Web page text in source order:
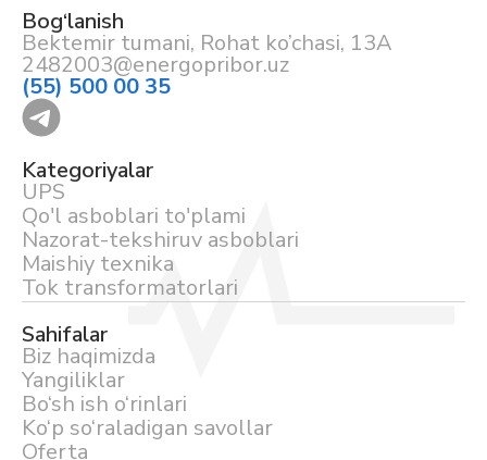
Bog‘lanish
Bektemir tumani, Rohat ko’chasi, 13A
2482003@energopribor.uz
(55) 500 00 35
Kategoriyalar
UPS
Qo'l asboblari to'plami
Nazorat-tekshiruv asboblari
Maishiy texnika
Tok transformatorlari
Sahifalar
Biz haqimizda
Yangiliklar
Bo‘sh ish o‘rinlari
Ko‘p so‘raladigan savollar
Oferta